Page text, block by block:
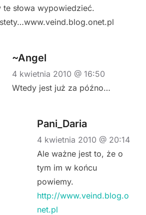
te słowa wypowiedzieć.
~Angel
4 kwietnia 2010 @ 16:50
Wtedy jest już za późno…
Pani_Daria
4 kwietnia 2010 @ 20:14
Ale ważne jest to, że o
tym im w końcu
powiemy.
http://www.veind.blog.o
net.pl